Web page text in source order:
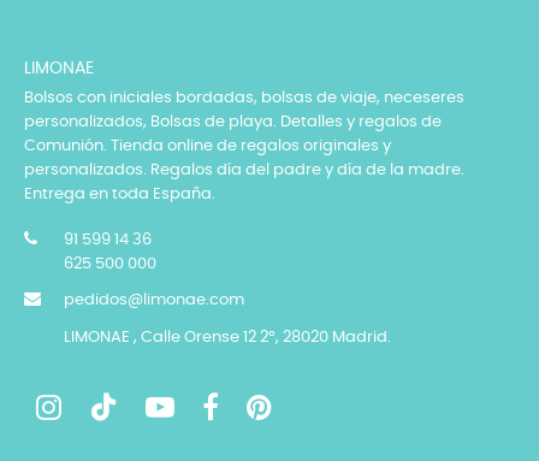
LIMONAE
Bolsos con iniciales bordadas, bolsas de viaje, neceseres
personalizados, Bolsas de playa. Detalles y regalos de
Comunión. Tienda online de regalos originales y
personalizados. Regalos día del padre y día de la madre.
Entrega en toda España.
91 599 14 36
625 500 000
pedidos@limonae.com
LIMONAE , Calle Orense 12 2º, 28020 Madrid.